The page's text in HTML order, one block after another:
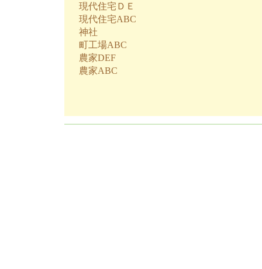
現代住宅ＤＥ
現代住宅ABC
神社
町工場ABC
農家DEF
農家ABC